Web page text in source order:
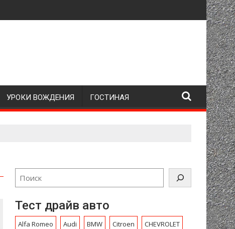
УРОКИ ВОЖДЕНИЯ ГОСТИНАЯ
Тест драйв авто
Alfa Romeo Audi BMW Citroen CHEVROLET